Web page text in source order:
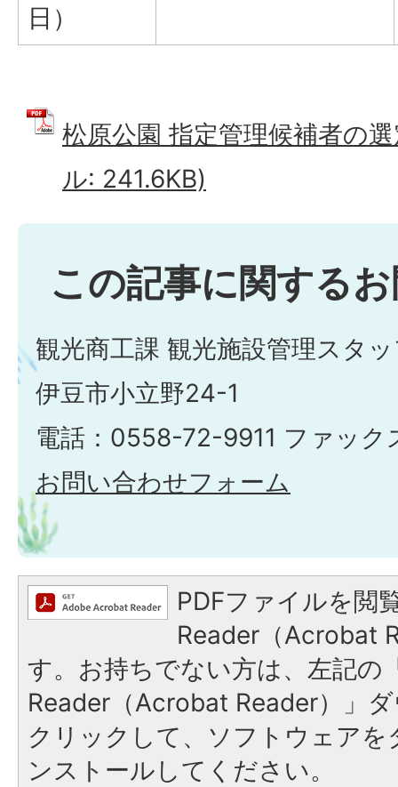
日）
松原公園 指定管理候補者の
ル: 241.6KB)
この記事に関する
観光商工課 観光施設管理スタ
伊豆市小立野24-1
電話：0558-72-9911 ファッ
お問い合わせフォーム
PDFファイルを閲
Reader（Acrobat
す。お持ちでない方は、左記の
Reader（Acrobat Reader）」
クリックして、ソフトウェア
ンストールしてください。